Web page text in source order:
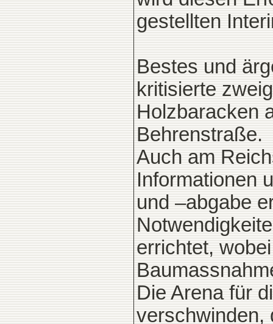
gestellten
Bestes und
kritisierte
Holzbaracken
Behrenstraße.
Auch am
Informationen
und –abgabe
errichtet,
Die Arena für
verschwinden,